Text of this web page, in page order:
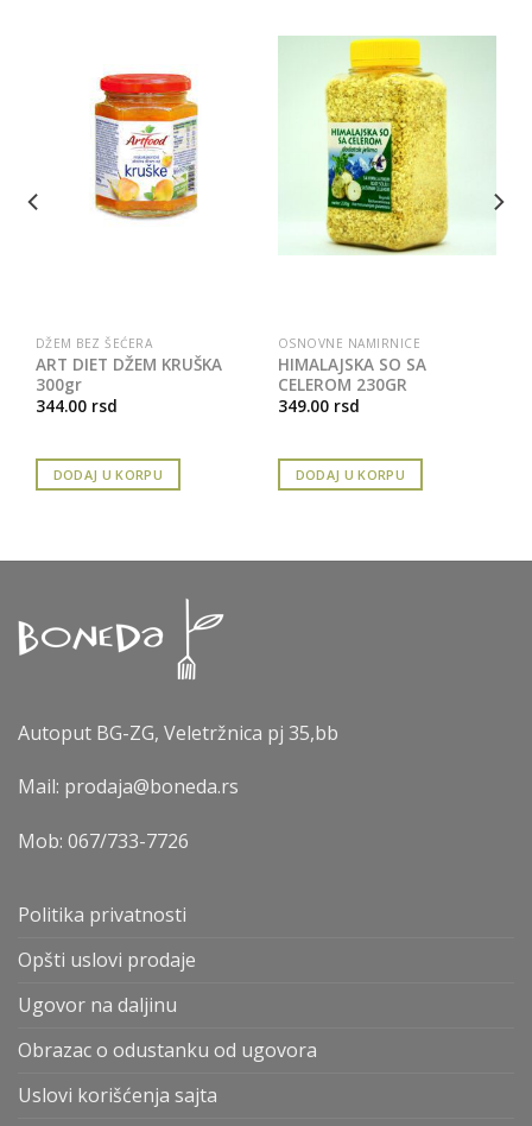
DŽEM BEZ ŠEĆERA
ART DIET DŽEM KRUŠKA
300gr
344.00 rsd
DODAJ U KORPU
OSNOVNE NAMIRNICE
HIMALAJSKA SO SA
CELEROM 230GR
349.00 rsd
DODAJ U KORPU
Autoput BG-ZG, Veletržnica pj 35,bb
Mail: prodaja@boneda.rs
Mob: 067/733-7726
Politika privatnosti
Opšti uslovi prodaje
Ugovor na daljinu
Obrazac o odustanku od ugovora
Uslovi korišćenja sajta